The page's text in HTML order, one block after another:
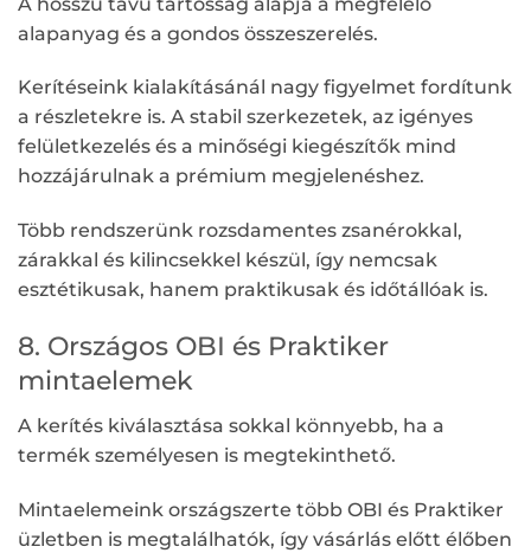
alapanyag és a gondos összeszerelés.
Kerítéseink kialakításánál nagy figyelmet fordítunk
a részletekre is. A stabil szerkezetek, az igényes
felületkezelés és a minőségi kiegészítők mind
hozzájárulnak a prémium megjelenéshez.
Több rendszerünk rozsdamentes zsanérokkal,
zárakkal és kilincsekkel készül, így nemcsak
esztétikusak, hanem praktikusak és időtállóak is.
8. Országos OBI és Praktiker
mintaelemek
A kerítés kiválasztása sokkal könnyebb, ha a
termék személyesen is megtekinthető.
Mintaelemeink országszerte több OBI és Praktiker
üzletben is megtalálhatók, így vásárlás előtt élőben